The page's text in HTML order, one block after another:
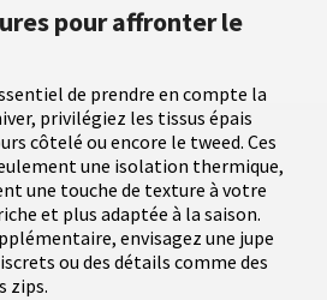
pour affronter le
de prendre en compte la
privilégiez les tissus épais
côtelé ou encore le tweed. Ces
une isolation thermique,
une touche de texture à votre
et plus adaptée à la saison.
envisagez une jupe
ou des détails comme des
zips.